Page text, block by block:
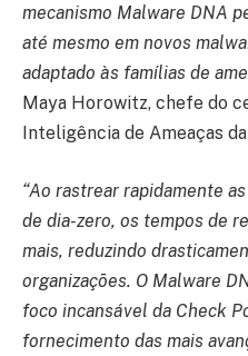
mecanismo Malware DNA
até mesmo em novos
adaptado às famílias de
Maya Horowitz, chefe do
Inteligência de Ameaças
“Ao rastrear rapidamente
de dia-zero, os tempos de
mais, reduzindo
organizações. O Malware
foco incansável da Check
fornecimento das mais